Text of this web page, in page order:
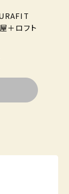
＋ロフト